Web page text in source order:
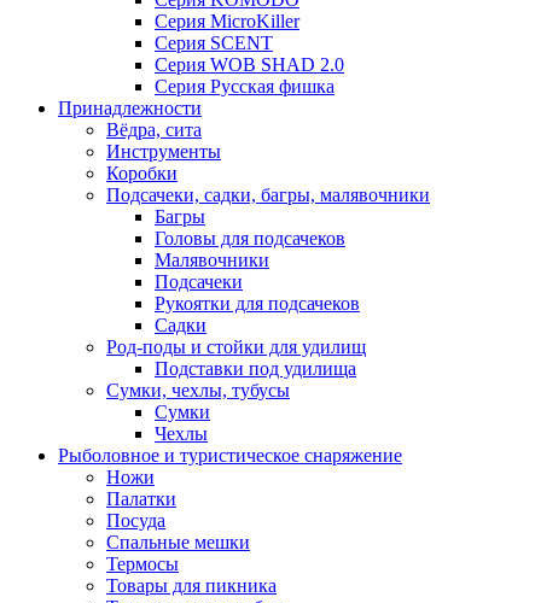
Серия MicroKiller
Серия SCENT
Серия WOB SHAD 2.0
Серия Русская фишка
Принадлежности
Вёдра, сита
Инструменты
Коробки
Подсачеки, садки, багры, малявочники
Багры
Головы для подсачеков
Малявочники
Подсачеки
Рукоятки для подсачеков
Садки
Род-поды и стойки для удилищ
Подставки под удилища
Сумки, чехлы, тубусы
Сумки
Чехлы
Рыболовное и туристическое снаряжение
Ножи
Палатки
Посуда
Спальные мешки
Термосы
Товары для пикника